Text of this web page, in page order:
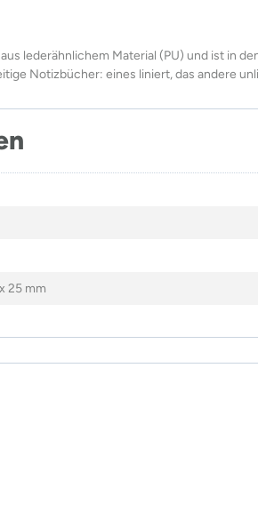
lederähnlichem Material (PU) und ist in
Notizbücher: eines liniert, das andere
25 mm